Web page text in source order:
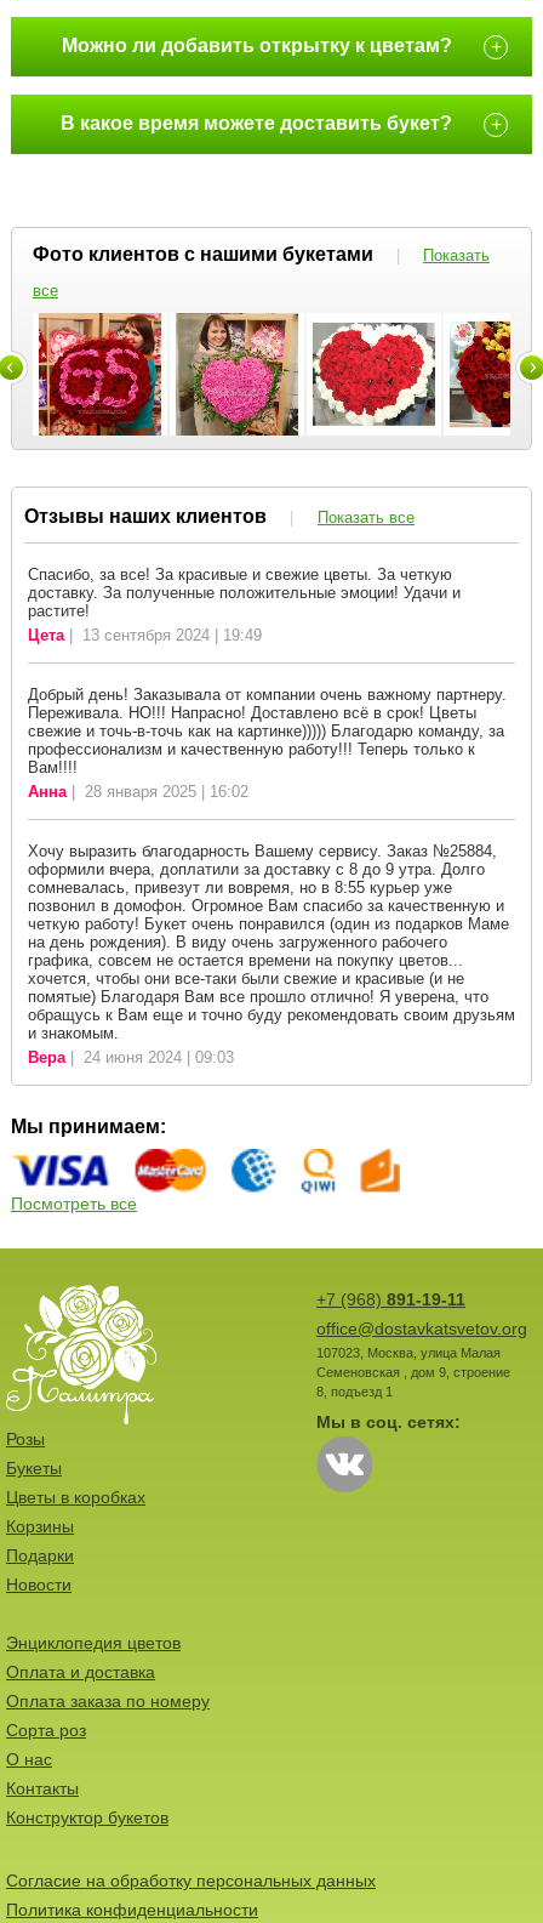
Можно ли добавить открытку к цветам? +
В какое время можете доставить букет? +
Фото клиентов с нашими букетами |
Показать
все
Отзывы наших клиентов | Показать все
Спасибо, за все! За красивые и свежие цветы. За четкую
доставку. За полученные положительные эмоции! Удачи и
растите!
Цета| 13 сентября 2024 | 19:49
Добрый день! Заказывала от компании очень важному партнеру.
Переживала. НО!!! Напрасно! Доставлено всё в срок! Цветы
свежие и точь-в-точь как на картинке))))) Благодарю команду, за
профессионализм и качественную работу!!! Теперь только к
Вам!!!!
Анна| 28 января 2025 | 16:02
Хочу выразить благодарность Вашему сервису. Заказ №25884,
оформили вчера, доплатили за доставку с 8 до 9 утра. Долго
сомневалась, привезут ли вовремя, но в 8:55 курьер уже
позвонил в домофон. Огромное Вам спасибо за качественную и
четкую работу! Букет очень понравился (один из подарков Маме
на день рождения). В виду очень загруженного рабочего
графика, совсем не остается времени на покупку цветов...
хочется, чтобы они все-таки были свежие и красивые (и не
помятые) Благодаря Вам все прошло отлично! Я уверена, что
обращусь к Вам еще и точно буду рекомендовать своим друзьям
и знакомым.
Вера| 24 июня 2024 | 09:03
Мы принимаем:
Посмотреть все
+7 (968) 891-19-11
office@dostavkatsvetov.org
107023, Москва, улица Малая
Семеновская , дом 9, строение
8, подъезд 1
Мы в соц. сетях:
Розы
Букеты
Цветы в коробках
Корзины
Подарки
Новости
Энциклопедия цветов
Оплата и доставка
Оплата заказа по номеру
Сорта роз
О нас
Контакты
Конструктор букетов
Согласие на обработку персональных данных
Политика конфиденциальности